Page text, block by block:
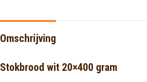
Omschrijving
Stokbrood wit 20×400 gram